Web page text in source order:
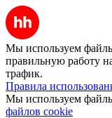
Мы используем
правильную работу
трафик.
Правила
Мы используем
файлов cookie